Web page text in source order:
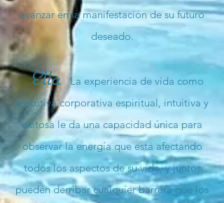
avanzar en la manifestación de su futuro
deseado.
Ella
La experiencia de vida como
ejecutiva corporativa espiritual, intuitiva y
exitosa le da una capacidad única para
observar la energía que está afectando
todos los aspectos de su vida, y juntos
pueden derribar cualquier barrera que los